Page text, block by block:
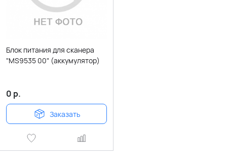
Блок питания для сканера
"MS9535 00" (аккумулятор)
0 р.
Заказать